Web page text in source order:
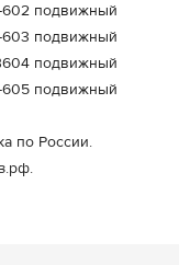
подвижный
подвижный
подвижный
подвижный
по России.